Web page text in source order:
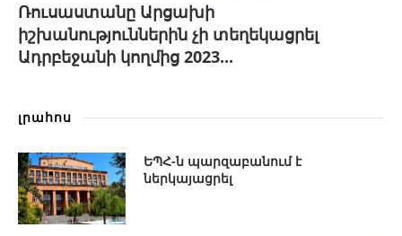
Ռուսաստանը Արցախի
իշխանություններին չի տեղեկացրել
Ադրբեջանի կողմից 2023...
լրահոս
ԵՊՀ-ն պարզաբանում է
ներկայացրել